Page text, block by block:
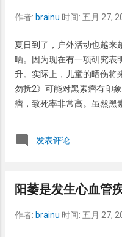
玩耍。当然部分患儿也可能
洗头时发现掉的头发多了。
关，如发热、感冒、手术，
情况之后的1-3月开始脱发
头发生长不牢固，易拔除。
特殊，愈后较好，一般不经
发扎的太紧了。因此治疗也
如果一味的还是扎紧，真没
的诊断容易，不要忽略其背
肿瘤的征兆，可以提醒我们
餐、血液肿瘤标志物，必
作者: brainu 时间: 五月 27,
夏日到了，户外活动也越来
晒。因为现在有一项研究表
升。实际上，儿童的晒伤将
勿扰2》可能对黑素瘤有印
瘤，致死率非常高。虽然黑
究发现，儿童的黑素瘤正逐
素瘤的发生率每年增加2%
人的黑素瘤发生率较少，主
动适当采取点措施也不为过
发表评论
阳萎是发生心血管
作者: brainu 时间: 五月 27,